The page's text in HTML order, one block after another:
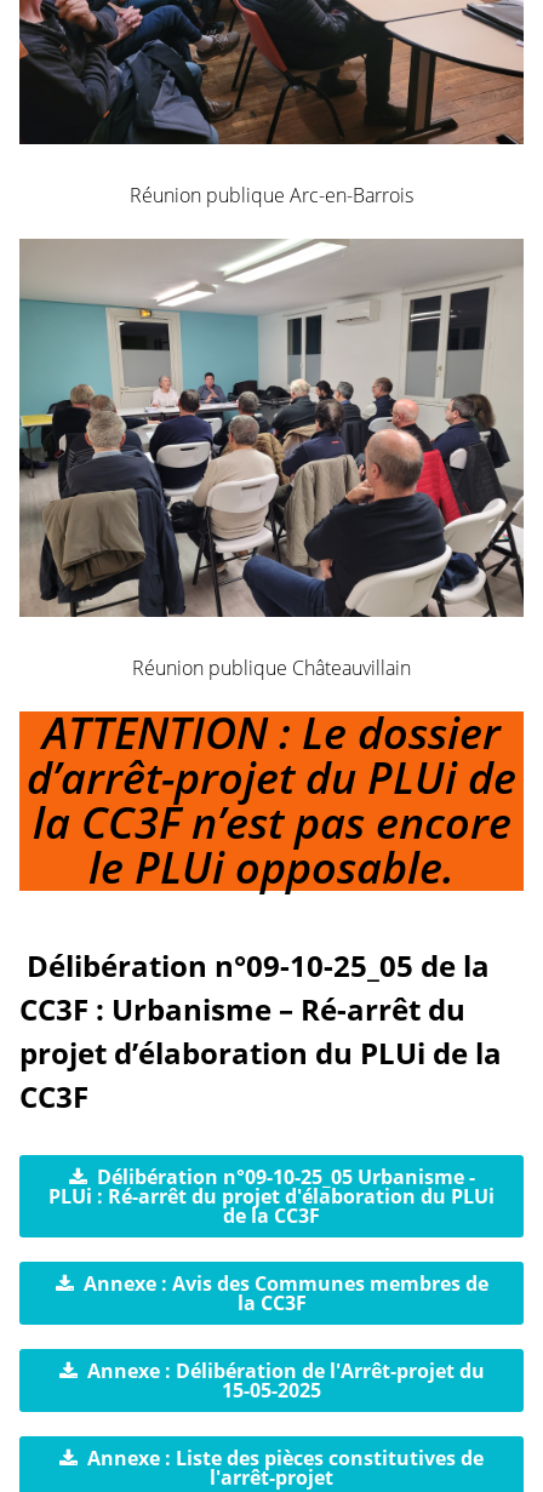
Réunion publique Arc-en-Barrois
Réunion publique Châteauvillain
ATTENTION : Le dossier
d’arrêt-projet du PLUi de
la CC3F n’est pas encore
le PLUi opposable.
Délibération n°09-10-25_05 de la
CC3F : Urbanisme – Ré-arrêt du
projet d’élaboration du PLUi de la
CC3F
Délibération n°09-10-25_05 Urbanisme -
PLUi : Ré-arrêt du projet d'élaboration du PLUi
de la CC3F
Annexe : Avis des Communes membres de
la CC3F
Annexe : Délibération de l'Arrêt-projet du
15-05-2025
Annexe : Liste des pièces constitutives de
l'arrêt-projet